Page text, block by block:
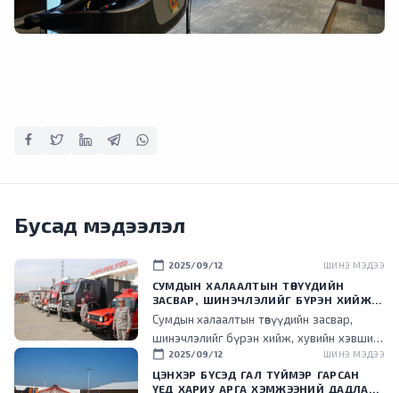
Бусад мэдээлэл
calendar_today 2025/09/12 ШИНЭ МЭДЭЭ
СУМДЫН ХАЛААЛТЫН ТӨВҮҮДИЙН
ЗАСВАР, ШИНЭЧЛЭЛИЙГ БҮРЭН ХИЙЖ,
ХУВИЙН ХЭВШИЛ РҮҮ МЕНЕЖМЕНТИЙГ
НЬ ШИЛЖҮҮЛСЭН ГЭДГИЙГ ОНЦОЛЛОО
Сумдын халаалтын төвүүдийн засвар,
шинэчлэлийг бүрэн хийж, хувийн хэвшил
рүү менежментийг нь шилжүүлснээр
төрийн ачаалал буурч, эдийн засгийн үр
calendar_today 2025/09/12 ШИНЭ МЭДЭЭ
ЦЭНХЭР БҮСЭД ГАЛ ТҮЙМЭР ГАРСАН
ҮЕД ХАРИУ АРГА ХЭМЖЭЭНИЙ ДАДЛАГА